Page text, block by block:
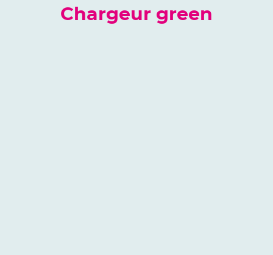
Chargeur green